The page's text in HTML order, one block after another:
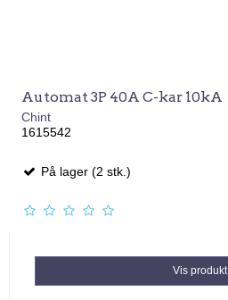
Automat 3P 40A C-kar 10kA
Chint
1615542
På lager (2 stk.)
Vis produkt